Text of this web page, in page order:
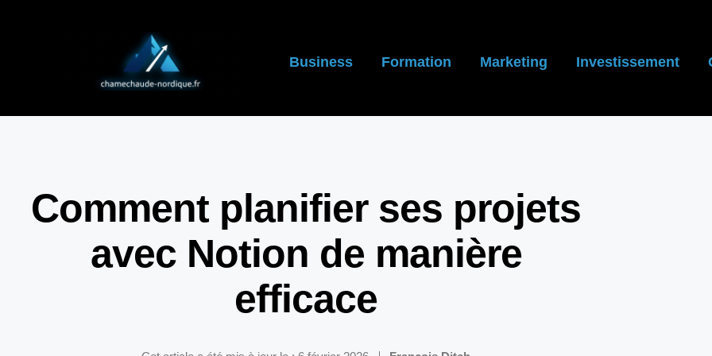
Business Formation Marketing Investissement
Comment planifier ses projets
avec Notion de manière
efficace